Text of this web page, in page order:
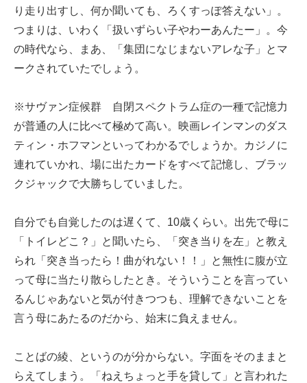
り走り出すし、何か聞いても、ろくすっぽ答えない」。
つまりは、いわく「扱いずらい子やわーあんたー」。今
の時代なら、まあ、「集団になじまないアレな子」とマ
ークされていたでしょう。
※サヴァン症候群 自閉スペクトラム症の一種で記憶力
が普通の人に比べて極めて高い。映画レインマンのダス
ティン・ホフマンといってわかるでしょうか。カジノに
連れていかれ、場に出たカードをすべて記憶し、ブラッ
クジャックで大勝ちしていました。
自分でも自覚したのは遅くて、10歳くらい。出先で母に
「トイレどこ？」と聞いたら、「突き当りを左」と教え
られ「突き当ったら！曲がれない！！」と無性に腹が立
って母に当たり散らしたとき。そういうことを言ってい
るんじゃあないと気が付きつつも、理解できないことを
言う母にあたるのだから、始末に負えません。
ことばの綾、というのが分からない。字面をそのままと
らえてしまう。「ねえちょっと手を貸して」と言われた